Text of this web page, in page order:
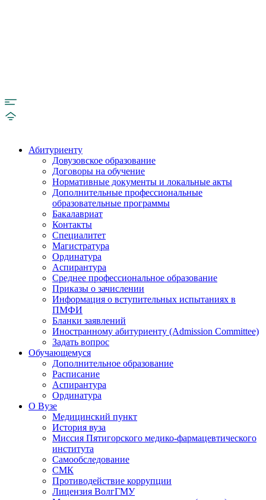
Абитуриенту
Довузовское образование
Договоры на обучение
Нормативные документы и локальные акты
Дополнительные профессиональные
образовательные программы
Бакалавриат
Контакты
Специалитет
Магистратура
Ординатура
Аспирантура
Среднее профессиональное образование
Приказы о зачислении
Информация о вступительных испытаниях в
ПМФИ
Бланки заявлений
Иностранному абитуриенту (Admission Committee)
Задать вопрос
Обучающемуся
Дополнительное образование
Расписание
Аспирантура
Ординатура
О Вузе
Медицинский пункт
История вуза
Миссия Пятигорского медико-фармацевтического
института
Самообследование
СМК
Противодействие коррупции
Лицензия ВолгГМУ